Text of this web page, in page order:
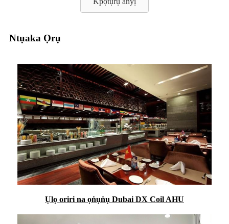
Ntụaka Ọrụ
Ụlọ oriri na ọṅụṅụ Dubai DX Coil AHU